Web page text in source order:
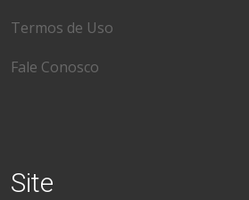
Termos de Uso
Fale Conosco
Site